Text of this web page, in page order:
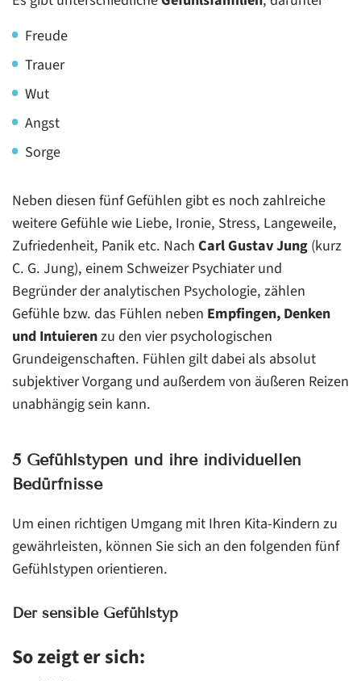
Freude
Trauer
Wut
Angst
Sorge
Neben diesen fünf Gefühlen gibt es noch zahlreiche
weitere Gefühle wie Liebe, Ironie, Stress, Langeweile,
Zufriedenheit, Panik etc. NachCarl Gustav Jung(kurz
C. G. Jung), einem Schweizer Psychiater und
Begründer der analytischen Psychologie, zählen
Gefühle bzw. das Fühlen neben Empfingen, Denken
und Intuierenzu den vier psychologischen
Grundeigenschaften. Fühlen gilt dabei als absolut
subjektiver Vorgang und außerdem von äußeren Reizen
unabhängig sein kann.
5 Gefühlstypen und ihre individuellen
Bedürfnisse
Um einen richtigen Umgang mit Ihren Kita-Kindern zu
gewährleisten, können Sie sich an den folgenden fünf
Gefühlstypen orientieren.
Der sensible Gefühlstyp
So zeigt er sich: